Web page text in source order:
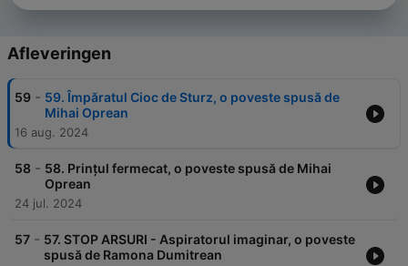
Afleveringen
59 - 59. Împăratul Cioc de Sturz, o poveste spusă de
Mihai Oprean
16 aug. 2024
58 - 58. Prințul fermecat, o poveste spusă de Mihai
Oprean
24 jul. 2024
57 - 57. STOP ARSURI - Aspiratorul imaginar, o poveste
spusă de Ramona Dumitrean